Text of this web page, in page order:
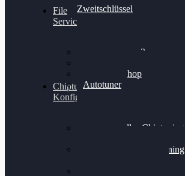
Zweitschlüssel
File
Service
Alientech Kess3
Alientech Shop
Autotuner
Chiptuning
Konfigurator
Professionelles Chiptuning
Professionelles Chiptuning